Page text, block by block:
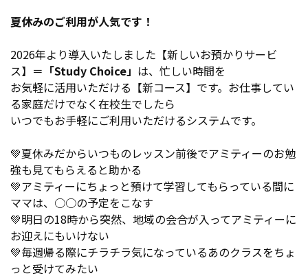
夏休みのご利用が人気です！
2026年より導入いたしました【新しいお預かりサービ
ス】＝ 「Study Choice」 は、忙しい時間を
お気軽に活用いただける【新コース】です。お仕事してい
る家庭だけでなく在校生でしたら
いつでもお手軽にご利用いただけるシステムです。
💚夏休みだからいつものレッスン前後でアミティーのお勉
強も見てもらえると助かる
💚アミティーにちょっと預けて学習してもらっている間に
ママは、○○の予定をこなす
💚明日の18時から突然、地域の会合が入ってアミティーに
お迎えにもいけない
💚毎週帰る際にチラチラ気になっているあのクラスをちょ
っと受けてみたい